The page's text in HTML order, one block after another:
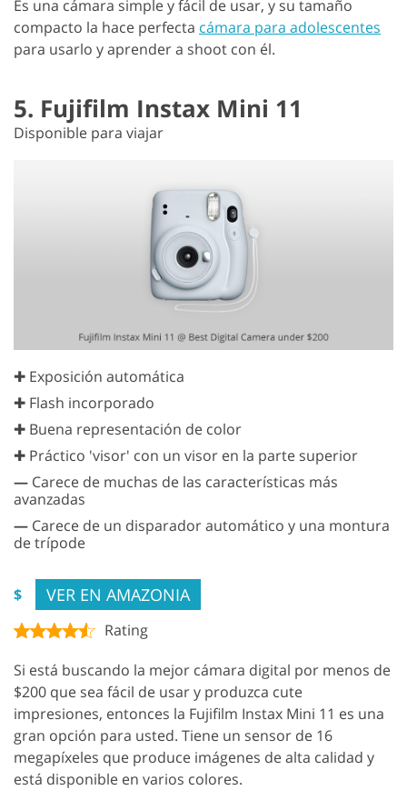
Es una cámara simple y fácil de usar, y su tamaño
compacto la hace perfecta cámara para adolescentes
para usarlo y aprender a shoot con él.
5. Fujifilm Instax Mini 11
Disponible para viajar
✚ Exposición automática
✚ Flash incorporado
✚ Buena representación de color
✚ Práctico 'visor' con un visor en la parte superior
— Carece de muchas de las características más
avanzadas
— Carece de un disparador automático y una montura
de trípode
$ VER EN AMAZONIA
Rating
Si está buscando la mejor cámara digital por menos de
$200 que sea fácil de usar y produzca cute
impresiones, entonces la Fujifilm Instax Mini 11 es una
gran opción para usted. Tiene un sensor de 16
megapíxeles que produce imágenes de alta calidad y
está disponible en varios colores.